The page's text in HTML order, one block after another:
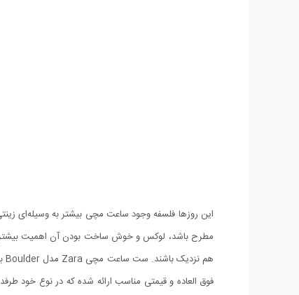
این روزها فلسفه وجود ساعت مچی بیشتر به وسیله‌ای
مطرح باشد، لوکس و خوش ساخت بودن آن اهمیت
فوق العاده و قیمتی مناسب ارائه شده که در نوع خود